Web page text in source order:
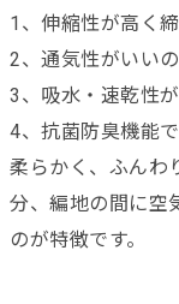
1、伸縮性が高く
2、通気性がいい
3、吸水・速乾性
4、抗菌防臭機能
柔らかく、ふんわ
分、編地の間に空
のが特徴です。